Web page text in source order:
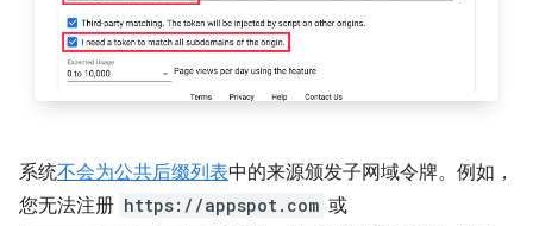
系统不会为公共后缀列表中的来源颁发子网域令牌。例如，
您无法注册 https://appspot.com 或